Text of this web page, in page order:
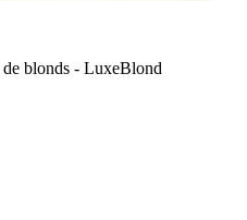
blonds - LuxeBlond